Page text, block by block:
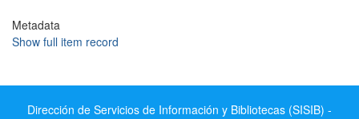
Metadata
Show full item record
Dirección de Servicios de Información y Bibliotecas (SISIB) -